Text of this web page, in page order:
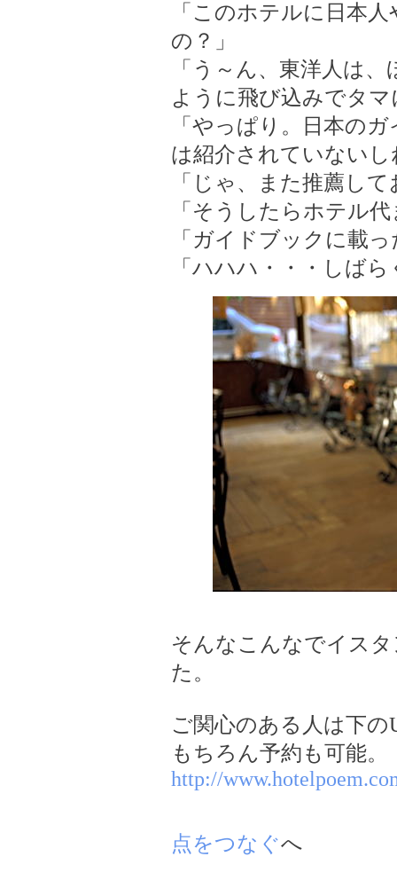
「このホテルに日本
の？」
「う～ん、東洋人は
ように飛び込みでタ
「やっぱり。日本の
は紹介されていないし
「じゃ、また推薦し
「そうしたらホテル
「ガイドブックに載
「ハハハ・・・しば
そんなこんなでイス
た。
ご関心のある人は下
もちろん予約も可能。
http://
点をつなぐへ